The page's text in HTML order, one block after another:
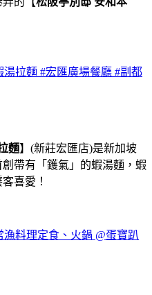
拉麵 #宏匯廣場餐廳 #副都
麵】(新莊宏匯店)是新加坡
帶有「鑊氣」的蝦湯麵，蝦
喜愛！
料理定食、火鍋 @蛋寶趴